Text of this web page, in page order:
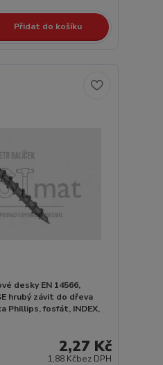
Přidat do košíku
desky EN 14566,
hrubý závit do dřeva
Phillips, fosfát, INDEX,
2,27 Kč
1,88 Kčbez DPH